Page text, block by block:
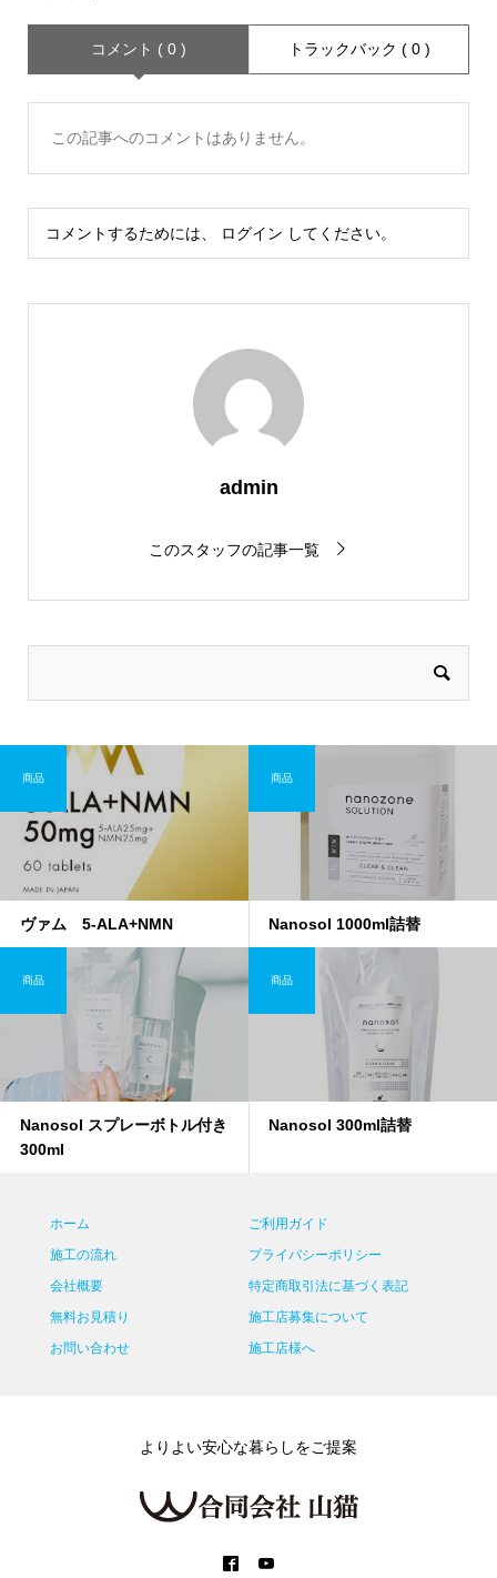
コメント ( 0 ) トラックバック ( 0 )
この記事へのコメントはありません。
コメントするためには、 ログイン してください。
admin
このスタッフの記事一覧
ヴァム 5-ALA+NMN
商品
Nanosol 1000ml詰替
商品
Nanosol スプレーボトル付き
300ml
商品
Nanosol 300ml詰替
商品
ホーム
施工の流れ
会社概要
無料お見積り
お問い合わせ
ご利用ガイド
プライバシーポリシー
特定商取引法に基づく表記
施工店募集について
施工店様へ
よりよい安心な暮らしをご提案